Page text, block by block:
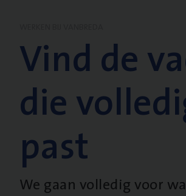
Vind de
die
past
We gaan volledig voor